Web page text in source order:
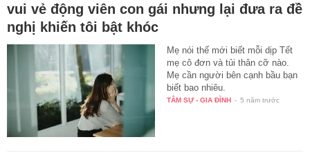
vui vẻ động viên con gái nhưng lại đưa ra đề
nghị khiến tôi bật khóc
Mẹ nói thế mới biết mỗi dịp Tết
mẹ cô đơn và tủi thân cỡ nào.
Mẹ cần người bên cạnh bầu bạn
biết bao nhiêu.
TÂM SỰ - GIA ĐÌNH - 5 năm trước